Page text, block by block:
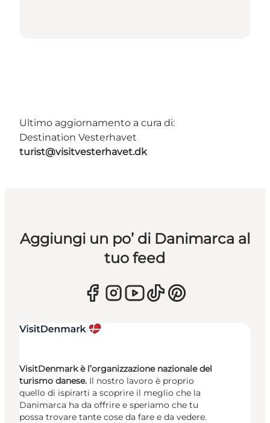
Ultimo aggiornamento a cura di:
Destination Vesterhavet
turist@visitvesterhavet.dk
Aggiungi un po’ di Danimarca al
tuo feed
VisitDenmark è l’organizzazione nazionale del
turismo danese. Il nostro lavoro è proprio
quello di ispirarti a scoprire il meglio che la
Danimarca ha da offrire e speriamo che tu
possa trovare tante cose da fare e da vedere.